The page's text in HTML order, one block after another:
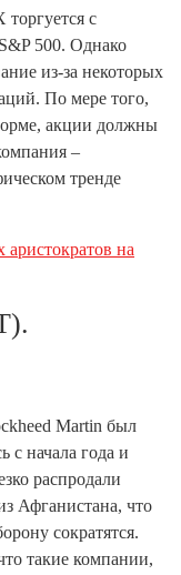
с
500. Однако
из-за некоторых
По мере того,
акции должны
–
тренде
на
Martin был
с начала года и
распродали
Афганистана, что
сократятся.
такие компании,